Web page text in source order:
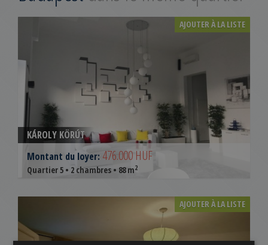
AJOUTER À LA LISTE
KÁROLY KÖRÚT
Montant du loyer: 476.000 HUF
Quartier 5 • 2 chambres • 88 m2
AJOUTER À LA LISTE